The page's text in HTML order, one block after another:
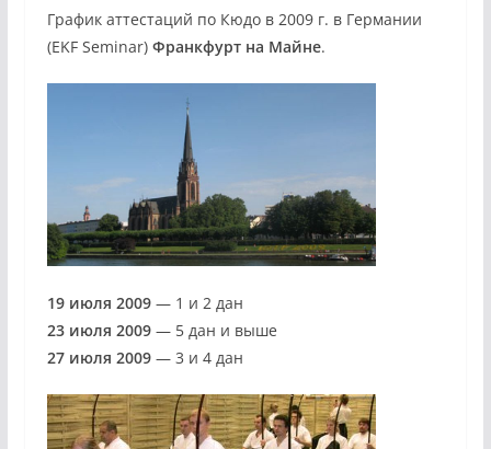
График аттестаций по Кюдо в 2009 г. в Германии
(EKF Seminar) Франкфурт на Майне.
19 июля 2009— 1 и 2 дан
23 июля 2009— 5 дан и выше
27 июля 2009— 3 и 4 дан